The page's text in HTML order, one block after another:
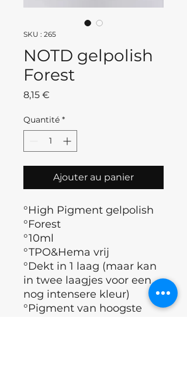
SKU : 265
NOTD gelpolish
Forest
8,15 €
Quantité *
Ajouter au panier
°High Pigment gelpolish
°Forest
°10ml
°TPO&Hema vrij
°Dekt in 1 laag (maar kan
in twee laagjes voor een
nog intensere kleur)
°Pigment van hoogste